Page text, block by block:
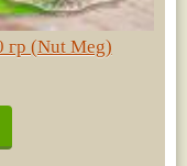
гр (Nut Meg)